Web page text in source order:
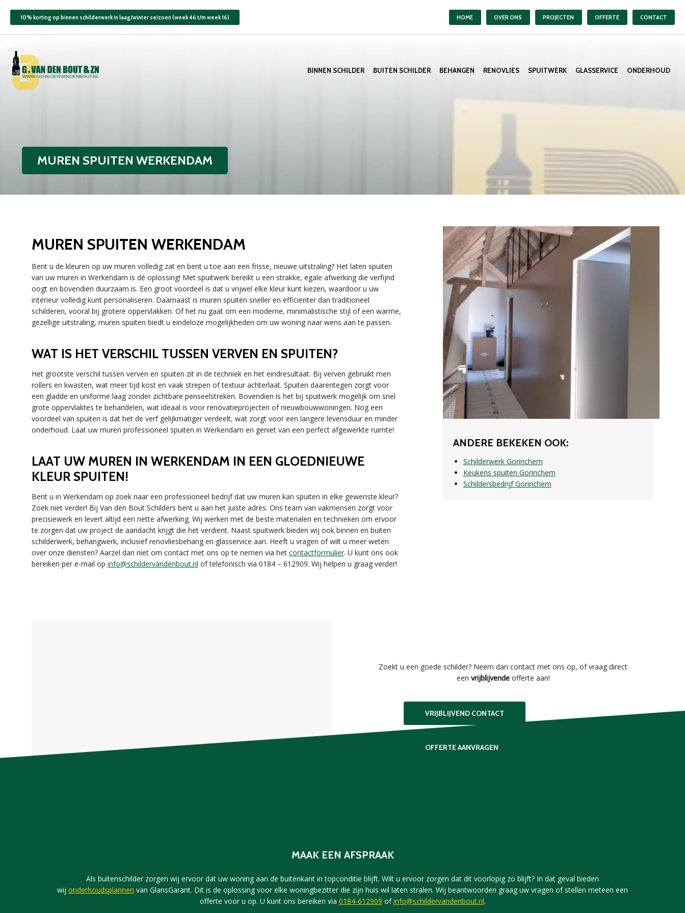
10% korting op binnen schilderwerk in laag/winter seizoen (week 46 t/m week 16) HOME OVER ONS PROJECTEN OFFERTE CONTACT
BINNEN SCHILDER BUITEN SCHILDER BEHANGEN RENOVLIES SPUITWERK GLASSERVICE ONDERHOUD
MUREN SPUITEN WERKENDAM
MUREN SPUITEN WERKENDAM
Bent u de kleuren op uw muren volledig zat en bent u toe aan een frisse, nieuwe uitstraling? Het laten spuiten
van uw muren in Werkendam is dé oplossing! Met spuitwerk bereikt u een strakke, egale afwerking die verfijnd
oogt en bovendien duurzaam is. Een groot voordeel is dat u vrijwel elke kleur kunt kiezen, waardoor u uw
interieur volledig kunt personaliseren. Daarnaast is muren spuiten sneller en efficiënter dan traditioneel
schilderen, vooral bij grotere oppervlakken. Of het nu gaat om een moderne, minimalistische stijl of een warme,
gezellige uitstraling, muren spuiten biedt u eindeloze mogelijkheden om uw woning naar wens aan te passen.
WAT IS HET VERSCHIL TUSSEN VERVEN EN SPUITEN?
Het grootste verschil tussen verven en spuiten zit in de techniek en het eindresultaat. Bij verven gebruikt men
rollers en kwasten, wat meer tijd kost en vaak strepen of textuur achterlaat. Spuiten daarentegen zorgt voor
een gladde en uniforme laag zonder zichtbare penseelstreken. Bovendien is het bij spuitwerk mogelijk om snel
grote oppervlaktes te behandelen, wat ideaal is voor renovatieprojecten of nieuwbouwwoningen. Nog een
voordeel van spuiten is dat het de verf gelijkmatiger verdeelt, wat zorgt voor een langere levensduur en minder
onderhoud. Laat uw muren professioneel spuiten in Werkendam en geniet van een perfect afgewerkte ruimte!
LAAT UW MUREN IN WERKENDAM IN EEN GLOEDNIEUWE
KLEUR SPUITEN!
Bent u in Werkendam op zoek naar een professioneel bedrijf dat uw muren kan spuiten in elke gewenste kleur?
Zoek niet verder! Bij Van den Bout Schilders bent u aan het juiste adres. Ons team van vakmensen zorgt voor
precisiewerk en levert altijd een nette afwerking. Wij werken met de beste materialen en technieken om ervoor
te zorgen dat uw project de aandacht krijgt die het verdient. Naast spuitwerk bieden wij ook binnen en buiten
schilderwerk, behangwerk, inclusief renovliesbehang en glasservice aan. Heeft u vragen of wilt u meer weten
over onze diensten? Aarzel dan niet om contact met ons op te nemen via het contactformulier. U kunt ons ook
bereiken per e-mail op info@schildervandenbout.nl of telefonisch via 0184 – 612909. Wij helpen u graag verder!
ANDERE BEKEKEN OOK:
Schilderwerk Gorinchem
Keukens spuiten Gorinchem
Schildersbedrijf Gorinchem
Zoekt u een goede schilder? Neem dan contact met ons op, of vraag direct
een vrijblijvende offerte aan!
VRIJBLIJVEND CONTACT
OFFERTE AANVRAGEN
MAAK EEN AFSPRAAK
Als buitenschilder zorgen wij ervoor dat uw woning aan de buitenkant in topconditie blijft. Wilt u ervoor zorgen dat dit voorlopig zo blijft? In dat geval bieden
wij onderhoudsplannen van GlansGarant. Dit is de oplossing voor elke woningbezitter die zijn huis wil laten stralen. Wij beantwoorden graag uw vragen of stellen meteen een
offerte voor u op. U kunt ons bereiken via 0184-612909 ofinfo@schildervandenbout.nl.